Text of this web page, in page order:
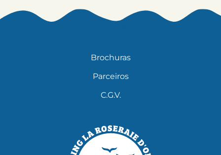
Brochuras
Parceiros
C.G.V.